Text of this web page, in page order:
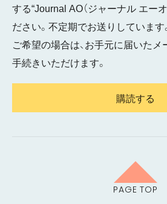
する“Journal AO（ジャーナル エー
ださい。不定期でお送りしていま
ご希望の場合は、お手元に届いた
手続きいただけます。
購読する
PAGE TOP